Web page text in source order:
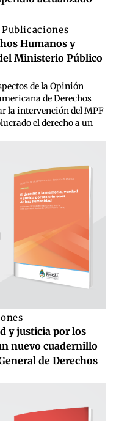
Publicaciones
Humanos y
Ministerio Público
de la Opinión
de Derechos
la intervención del MPF
el derecho a un
y justicia por los
nuevo cuadernillo
de Derechos